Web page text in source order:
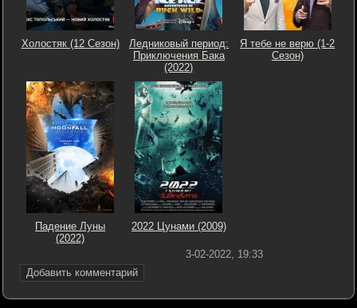
Холостяк (12 Сезон)
Ледниковый период:
Приключения Бака
(2022)
Я тебе не верю (1-2
Сезон)
Падение Луны
(2022)
2022 Цунами (2009)
Добавить комментарий
3-02-2022, 19:33